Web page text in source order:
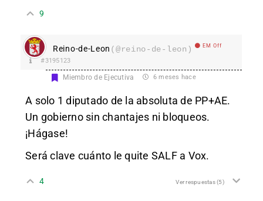
9
Reino-de-Leon (@reino-de-leon) EM Off
#3195123
Miembro de Ejecutiva 6 meses hace
A solo 1 diputado de la absoluta de PP+AE.
Un gobierno sin chantajes ni bloqueos.
¡Hágase!
Será clave cuánto le quite SALF a Vox.
4 Ver respuestas(5)